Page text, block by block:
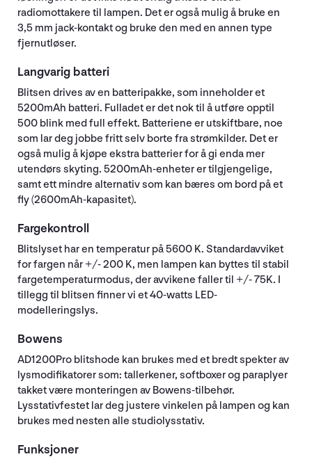
radiomottakere til lampen. Det er også mulig å bruke en
3,5 mm jack-kontakt og bruke den med en annen type
fjernutløser.
Langvarig batteri
Blitsen drives av en batteripakke, som inneholder et
5200mAh batteri. Fulladet er det nok til å utføre opptil
500 blink med full effekt. Batteriene er utskiftbare, noe
som lar deg jobbe fritt selv borte fra strømkilder. Det er
også mulig å kjøpe ekstra batterier for å gi enda mer
utendørs skyting. 5200mAh-enheter er tilgjengelige,
samt ett mindre alternativ som kan bæres om bord på et
fly (2600mAh-kapasitet).
Fargekontroll
Blitslyset har en temperatur på 5600 K. Standardavviket
for fargen når +/- 200 K, men lampen kan byttes til stabil
fargetemperaturmodus, der avvikene faller til +/- 75K. I
tillegg til blitsen finner vi et 40-watts LED-
modelleringslys.
Bowens
AD1200Pro blitshode kan brukes med et bredt spekter av
lysmodifikatorer som: tallerkener, softboxer og paraplyer
takket være monteringen av Bowens-tilbehør.
Lysstativfestet lar deg justere vinkelen på lampen og kan
brukes med nesten alle studiolysstativ.
Funksjoner